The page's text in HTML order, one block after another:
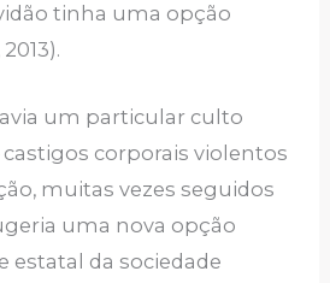
tinha uma opção
um particular culto
corporais violentos
muitas vezes seguidos
uma nova opção
estatal da sociedade